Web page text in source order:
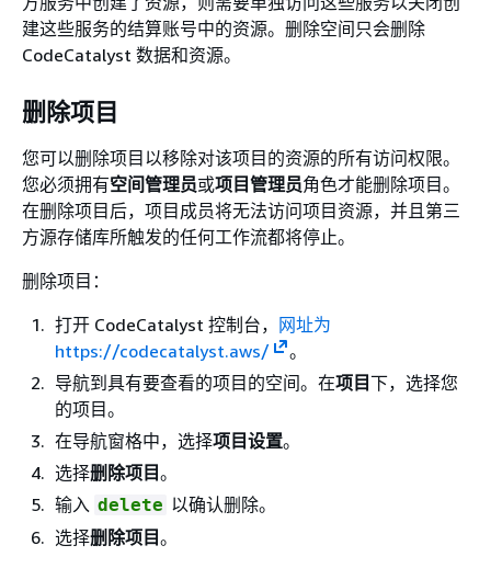
建这些服务的结算账号中的资源。删除空间只会删除
CodeCatalyst 数据和资源。
删除项目
您可以删除项目以移除对该项目的资源的所有访问权限。
您必须拥有空间管理员或项目管理员角色才能删除项目。
在删除项目后，项目成员将无法访问项目资源，并且第三
方源存储库所触发的任何工作流都将停止。
删除项目：
打开 CodeCatalyst 控制台， 网址为
https://codecatalyst.aws/
。
导航到具有要查看的项目的空间。在项目下，选择您
的项目。
在导航窗格中，选择项目设置。
选择删除项目。
输入 delete 以确认删除。
选择删除项目。